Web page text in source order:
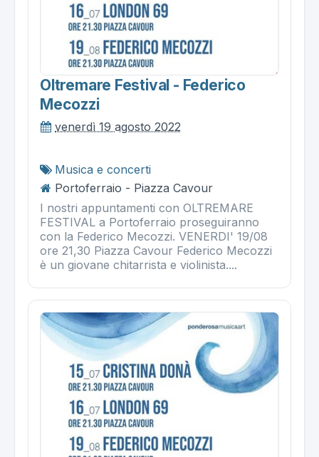
Oltremare Festival - Federico
Mecozzi
venerdì 19 agosto 2022
Musica e concerti
Portoferraio - Piazza Cavour
I nostri appuntamenti con OLTREMARE
FESTIVAL a Portoferraio proseguiranno
con la Federico Mecozzi. VENERDI' 19/08
ore 21,30 Piazza Cavour Federico Mecozzi
è un giovane chitarrista e violinista....